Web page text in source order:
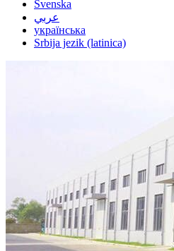
Svenska
عربي
українська
Srbija jezik (latinica)